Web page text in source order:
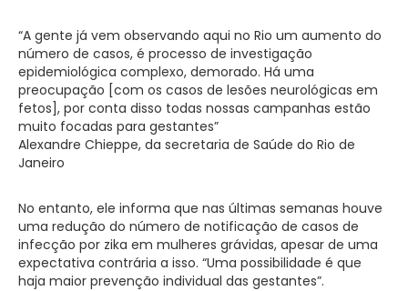
“A gente já vem observando aqui no Rio um aumento do
número de casos, é processo de investigação
epidemiológica complexo, demorado. Há uma
preocupação [com os casos de lesões neurológicas em
fetos], por conta disso todas nossas campanhas estão
muito focadas para gestantes”
Alexandre Chieppe, da secretaria de Saúde do Rio de
Janeiro
No entanto, ele informa que nas últimas semanas houve
uma redução do número de notificação de casos de
infecção por zika em mulheres grávidas, apesar de uma
expectativa contrária a isso. “Uma possibilidade é que
haja maior prevenção individual das gestantes”.